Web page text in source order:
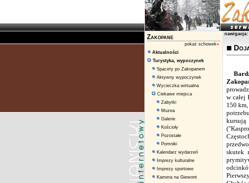
Zakopane
pokaż schowek»
Aktualności
Turystyka, wypoczynek
Spacery po Zakopanem
Aktywny wypoczynek
Wycieczka wirtualna
Ciekawe miejsca
Zabytki
Muzea
Galerie
Kościoły
Pozostałe
Pomniki
Kalendarz wydarzeń
Imprezy kulturalne
Imprezy sportowe
Kamera na Giewont
nawigacja:
w całej
150
skutek